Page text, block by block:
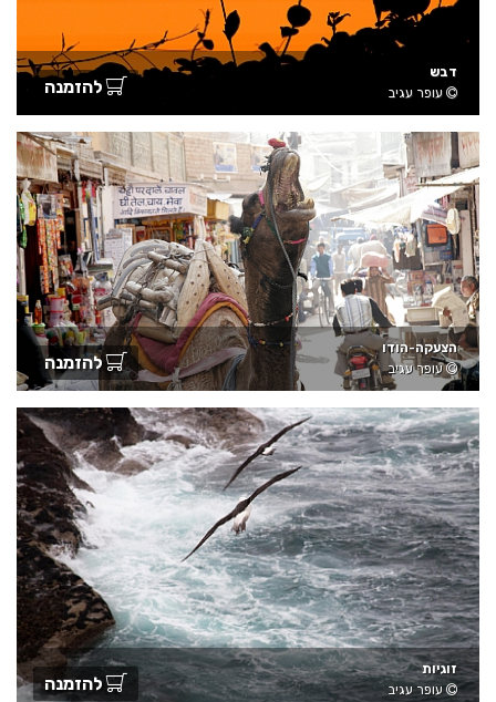
דבש
עופר עגיב
להזמנה
הצעקה-הודו
עופר עגיב
להזמנה
זוגיות
עופר עגיב
להזמנה